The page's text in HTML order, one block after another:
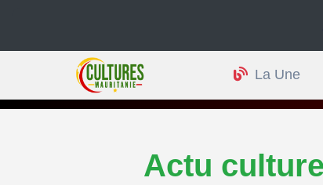
Actu
La Une
Actu